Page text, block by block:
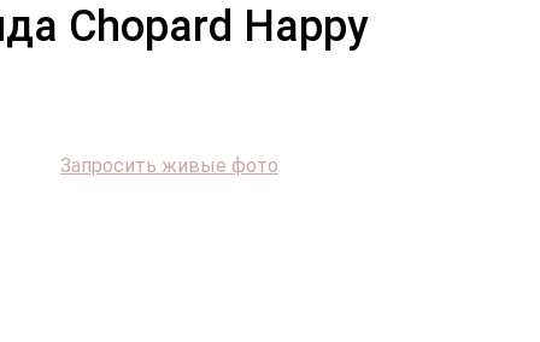
Chopard Happy
Запросить живые фото